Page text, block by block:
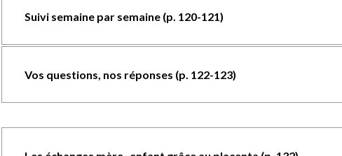
Suivi semaine par semaine (p. 120-121)
Vos questions, nos réponses (p. 122-123)